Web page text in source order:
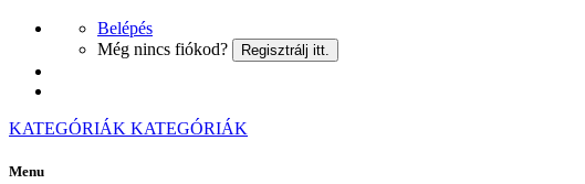
Belépés
Még nincs fiókod?
Regisztrálj itt.
KATEGÓRIÁK KATEGÓRIÁK
Menu